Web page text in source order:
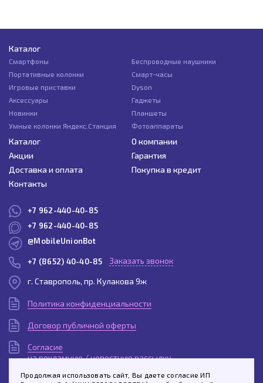
Продолжая использовать сайт, Вы даете согласие ИП
Каталог
Смартфоны
Беспроводные наушники
Портативные колонки
Смарт-часы
Игровые приставки
Dyson
Аксессуары
Гаджеты
Новинки
Планшеты
Умные колонки Яндекс.Станция
Фотоаппараты
Каталог
О компании
Акции
Гарантия
Доставка и оплата
Покупка в кредит
Контакты
+7 962-440-40-85
+7 962-440-40-85
@MobileUnionBot
+7 (8652) 40-40-85 Заказать звонок
г. Ставрополь, пр. Кулакова 9ж
Политика конфиденциальности
Договор публичной оферты
Согласие
на рекламную / новостную рассылку
Согласие